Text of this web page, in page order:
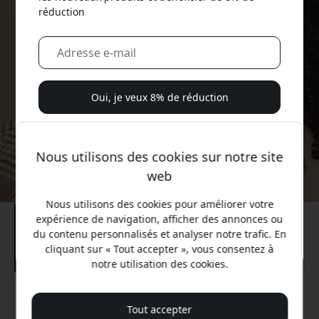
Nous utilisons des cookies sur notre site
web
Nous utilisons des cookies pour améliorer votre
expérience de navigation, afficher des annonces ou
du contenu personnalisés et analyser notre trafic. En
cliquant sur « Tout accepter », vous consentez à
notre utilisation des cookies.
Tout accepter
réduction
Oui, je veux 8% de réduction
des e-mails marketing, des séries éducatives et des offres
Non, je préfère payer le prix fort.